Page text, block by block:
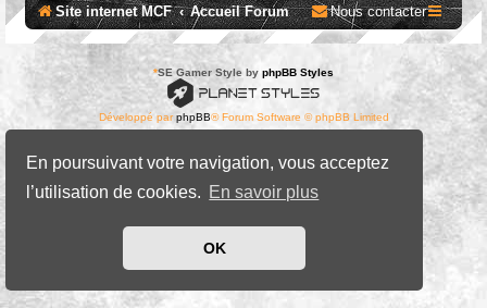
En poursuivant votre navigation, vous acceptez
l’utilisation de cookies. En savoir plus
OK
Site internet MCF Accueil Forum Nous contacter
*SE Gamer Style by phpBB Styles
Développé parphpBB® Forum Software © phpBB Limited
Confidentialité|